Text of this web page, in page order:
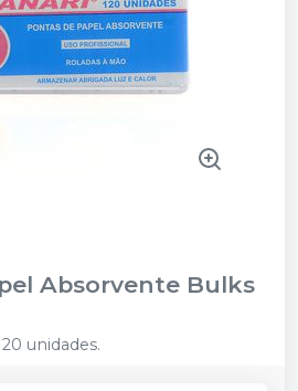
Absorvente Bulks
unidades.